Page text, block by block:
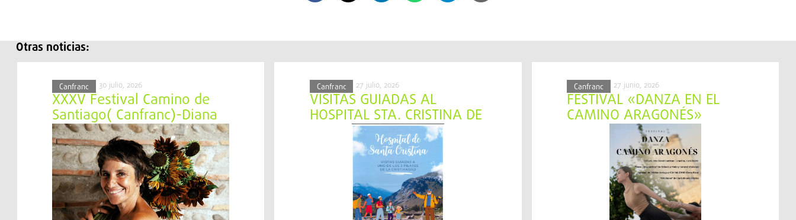
Otras noticias:
Canfranc 30 julio, 2026
XXXV Festival Camino de
Santiago( Canfranc)-Diana
Baroni-10 agosto
Canfranc 27 julio, 2026
VISITAS GUIADAS AL
HOSPITAL STA. CRISTINA DE
SOMPORT.UNO DE LOS TRES
PILARES DE LA
CRISTIANDAD
Canfranc 27 junio, 2026
FESTIVAL «DANZA EN EL
CAMINO ARAGONÉS»